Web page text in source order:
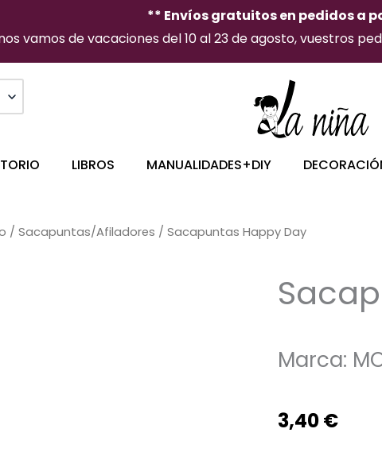
** Envíos gratuitos en pedidos a
vamos de vacaciones del 10 al 23 de agosto, vuestros
LIBROS MANUALIDADES+DIY
/ Sacapuntas/Afiladores / Sacapuntas Happy Day
Marca:
3,40€